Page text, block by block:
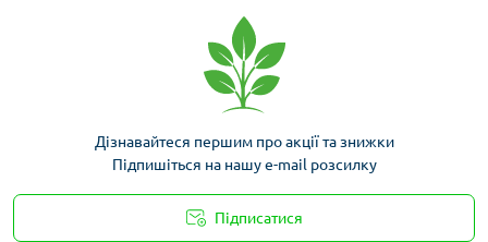
Дізнавайтеся першим про акції та знижки
Підпишіться на нашу e-mail розсилку
Підписатися